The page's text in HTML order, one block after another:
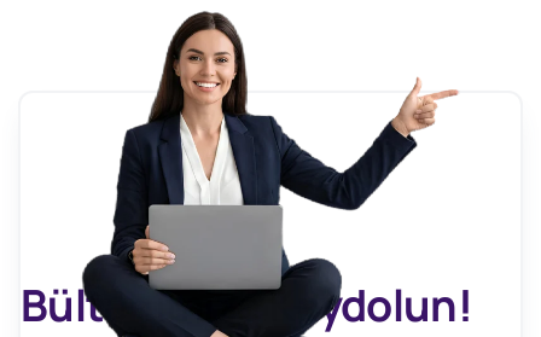
Loading PDF 100% ...
Bültenimize Kaydolun!